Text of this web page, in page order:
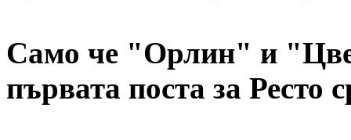
Само че "Орлин" и
първата поста за